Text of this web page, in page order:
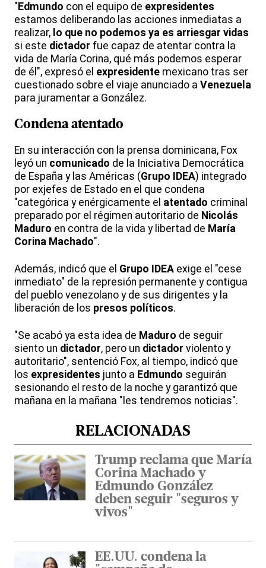
" Edmundo con el equipo de expresidentes
estamos deliberando las acciones inmediatas a
realizar, lo que no podemos ya es arriesgar vidas
si este dictador fue capaz de atentar contra la
vida de María Corina, qué más podemos esperar
de él", expresó el expresidente mexicano tras ser
cuestionado sobre el viaje anunciado a Venezuela
para juramentar a González.
Condena atentado
En su interacción con la prensa dominicana, Fox
leyó un comunicado de la Iniciativa Democrática
de España y las Américas (Grupo IDEA) integrado
por exjefes de Estado en el que condena
"categórica y enérgicamente el atentado criminal
preparado por el régimen autoritario de Nicolás
Maduro en contra de la vida y libertad de María
Corina Machado".
Además, indicó que el Grupo IDEA exige el "cese
inmediato" de la represión permanente y contigua
del pueblo venezolano y de sus dirigentes y la
liberación de los presos políticos.
"Se acabó ya esta idea de Maduro de seguir
siento un dictador, pero un dictador violento y
autoritario", sentenció Fox, al tiempo, indicó que
los expresidentes junto a Edmundo seguirán
sesionando el resto de la noche y garantizó que
mañana en la mañana "les tendremos noticias".
RELACIONADAS
Trump reclama que María
Corina Machado y
Edmundo González
deben seguir "seguros y
vivos"
EE.UU. condena la